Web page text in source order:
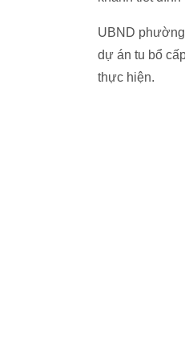
UBND
dự án tu bổ
thực hiện.